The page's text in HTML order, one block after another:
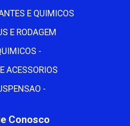
E QUIMICOS
E RODAGEM
-
ACESSORIOS
-
Conosco